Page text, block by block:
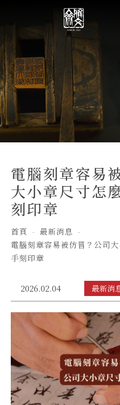
電腦刻章容易
大小章尺寸怎
刻印章
首頁
最新消息
電腦刻章容易被仿冒？公司
手刻印章
2026.02.04 最新消